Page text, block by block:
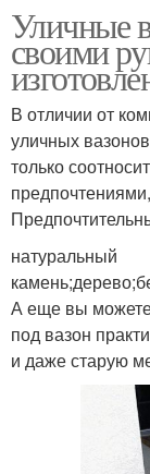
Уличные
своими
В отличии от
уличных
только
натуральный
А еще вы
под вазон
и даже старую